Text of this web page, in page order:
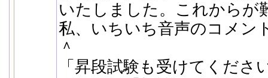
いたしました。これからが
私、いちいち音声のコメン
＾
「昇段試験も受けてくださ